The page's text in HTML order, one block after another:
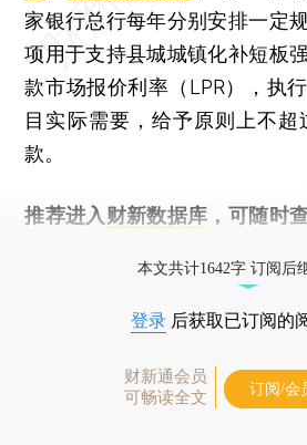
家银行总行每年分别安排一定
项用于支持县城城镇化补短板
款市场报价利率（LPR），执
目实际需要，给予原则上不
款。
推荐进入 财新数据库 ，可随时
本文共计1642字 订阅后
登录 后获取已订阅的
财新通会员
可畅读全文
订阅/会